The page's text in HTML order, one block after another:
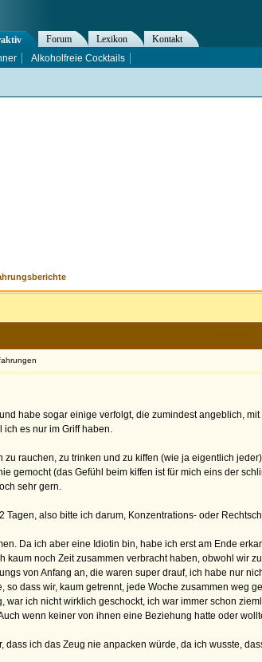
habe sogar einige verfolgt, die zumindest angeblich,
es nur im Griff haben.
rauchen, zu trinken und zu kiffen (wie ja eigentlich
gemocht (das Gefühl beim kiffen ist für mich eins der
sehr gern.
Tagen, also bitte ich darum, Konzentrations- oder
Da ich aber eine Idiotin bin, habe ich erst am Ende
kaum noch Zeit zusammen verbracht haben, obwohl wir
von Anfang an, die waren super drauf, ich habe nur
dass wir, kaum getrennt, jede Woche zusammen
war ich nicht wirklich geschockt, ich war immer schon
wenn keiner von ihnen eine Beziehung hatte oder
dass ich das Zeug nie anpacken würde, da ich wusste,
Forum Lexikon
Kontakt
Alkoholfreie Cocktails